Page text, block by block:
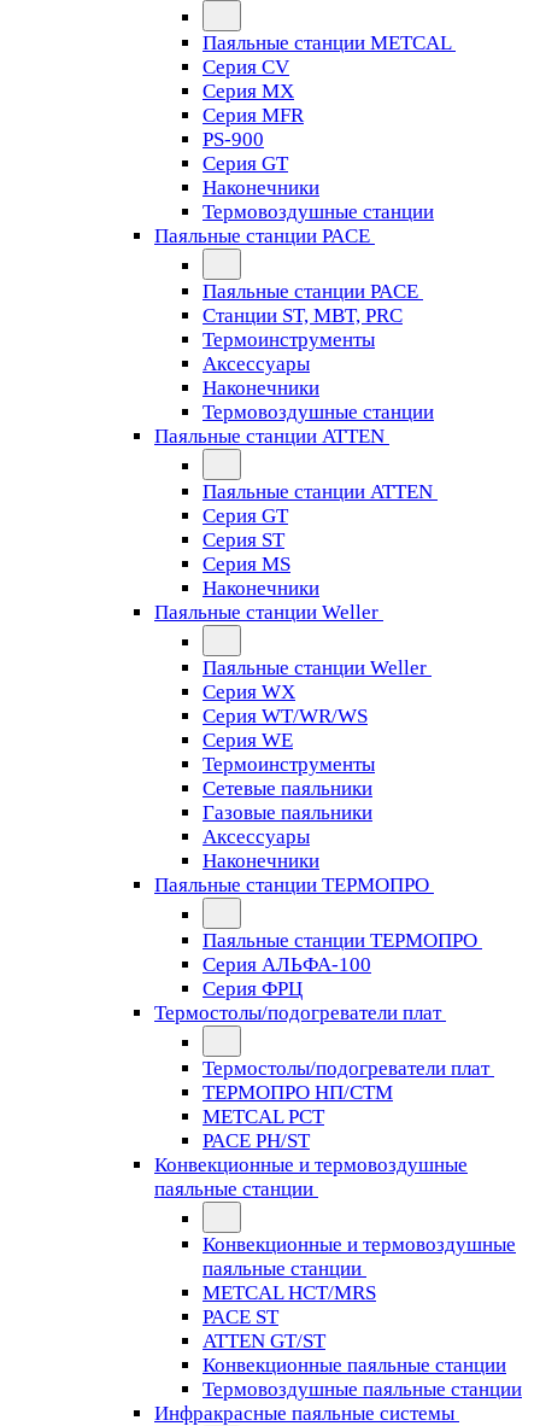
Паяльные станции METCAL
Серия CV
Серия MX
Серия MFR
PS-900
Серия GT
Наконечники
Термовоздушные станции
Паяльные станции PACE
Паяльные станции PACE
Станции ST, MBT, PRC
Термоинструменты
Аксессуары
Наконечники
Термовоздушные станции
Паяльные станции ATTEN
Паяльные станции ATTEN
Серия GT
Серия ST
Серия MS
Наконечники
Паяльные станции Weller
Паяльные станции Weller
Серия WX
Серия WT/WR/WS
Серия WE
Термоинструменты
Сетевые паяльники
Газовые паяльники
Аксессуары
Наконечники
Паяльные станции ТЕРМОПРО
Паяльные станции ТЕРМОПРО
Серия АЛЬФА-100
Серия ФРЦ
Термостолы/подогреватели плат
Термостолы/подогреватели плат
ТЕРМОПРО НП/СТМ
METCAL PCT
PACE PH/ST
Конвекционные и термовоздушные
паяльные станции
Конвекционные и термовоздушные
паяльные станции
METCAL HCT/MRS
PACE ST
ATTEN GT/ST
Конвекционные паяльные станции
Термовоздушные паяльные станции
Инфракрасные паяльные системы